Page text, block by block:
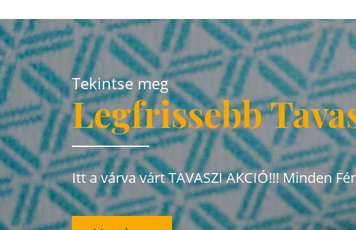
Tekintse meg
Legfrissebb
Itt a várva várt TAVASZI AKCIÓ!!! Minden